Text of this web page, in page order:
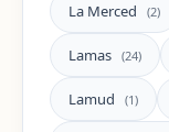
La Merced (2)
Lamas (24)
Lamud (1)